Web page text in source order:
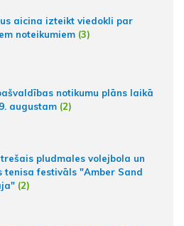
aicina izteikt viedokli par
noteikumiem (3)
notikumu plāns laikā
augustam (2)
pludmales volejbola un
tenisa festivāls "Amber Sand
(2)